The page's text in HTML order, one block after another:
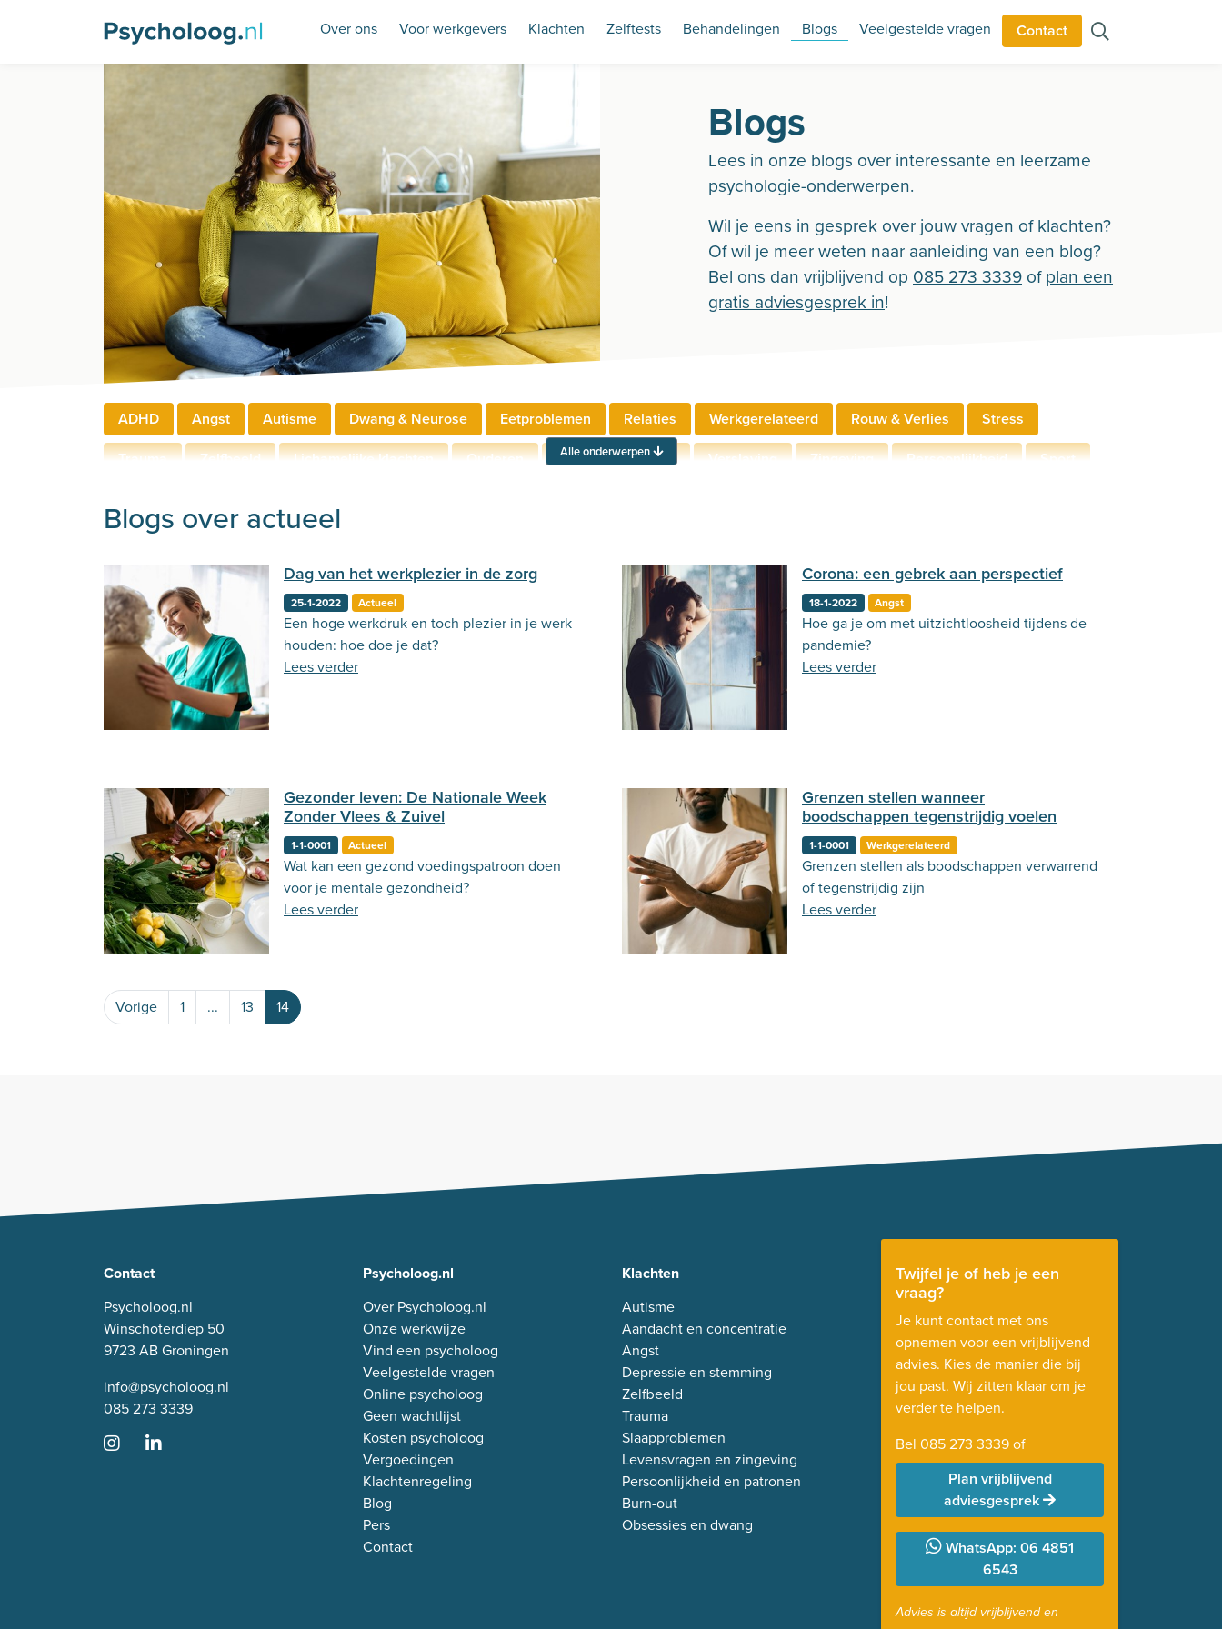
Over ons Voor werkgevers Klachten Zelftests Behandelingen Blogs Veelgestelde vragen Contact
Blogs
Lees in onze blogs over interessante en leerzame
psychologie-onderwerpen.
Wil je eens in gesprek over jouw vragen of klachten?
Of wil je meer weten naar aanleiding van een blog?
Bel ons dan vrijblijvend op 085 273 3339 ofplan een
gratis adviesgesprek in!
ADHD Angst Autisme Dwang & Neurose Eetproblemen Relaties Werkgerelateerd Rouw & Verlies
Stress
Trauma
Zelfbeeld Lichamelijke klachten Ouderen Neuropsychologie Verslaving Zingeving Persoonlijkheid
Sport
Alle onderwerpen
Blogs over actueel
Dag van het werkplezier in de zorg
25-1-2022 Actueel
Een hoge werkdruk en toch plezier in je werk
houden: hoe doe je dat?
Lees verder
Corona: een gebrek aan perspectief
18-1-2022 Angst
Hoe ga je om met uitzichtloosheid tijdens de
pandemie?
Lees verder
Gezonder leven: De Nationale Week
Zonder Vlees & Zuivel
1-1-0001 Actueel
Wat kan een gezond voedingspatroon doen
voor je mentale gezondheid?
Lees verder
Grenzen stellen wanneer
boodschappen tegenstrijdig voelen
1-1-0001 Werkgerelateerd
Grenzen stellen als boodschappen verwarrend
of tegenstrijdig zijn
Lees verder
Vorige 1 ... 13 14
Contact
Psycholoog.nl
Winschoterdiep 50
9723 AB Groningen
info@psycholoog.nl
085 273 3339
Twijfel je of heb je een
vraag?
Je kunt contact met ons
opnemen voor een vrijblijvend
advies. Kies de manier die bij
jou past. Wij zitten klaar om je
verder te helpen.
Bel 085 273 3339of
Plan vrijblijvend
adviesgesprek
WhatsApp: 06 4851
6543
Advies is altijd vrijblijvend en
Psycholoog.nl
Over Psycholoog.nl
Onze werkwijze
Vind een psycholoog
Veelgestelde vragen
Online psycholoog
Geen wachtlijst
Kosten psycholoog
Vergoedingen
Klachtenregeling
Blog
Pers
Contact
Klachten
Autisme
Aandacht en concentratie
Angst
Depressie en stemming
Zelfbeeld
Trauma
Slaapproblemen
Levensvragen en zingeving
Persoonlijkheid en patronen
Burn-out
Obsessies en dwang